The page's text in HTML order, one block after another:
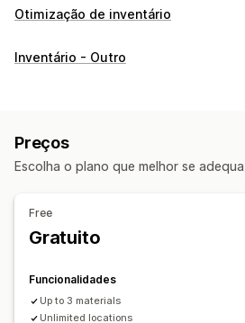
Otimização de inventário
Gestão de inventário
Gestão de encomendas
Notificações e análise de dados
Alertas de stock baixo
Inventário - Outro
Preços
Escolha o plano que melhor se
Free
Gratuito
Funcionalidades
Up to 3 materials
Unlimited locations